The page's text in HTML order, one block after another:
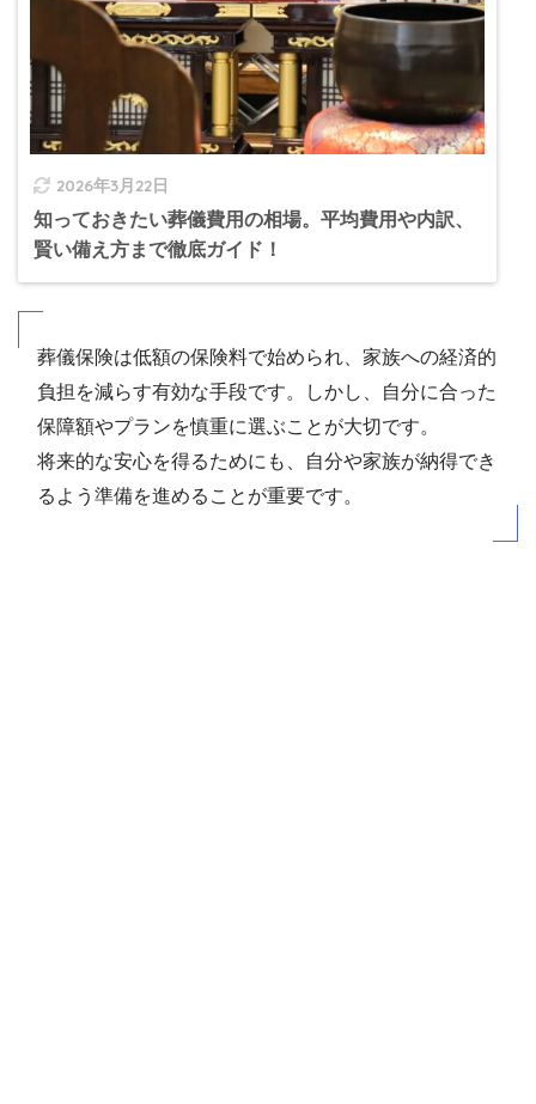
2026年3月22日
知っておきたい葬儀費用の相場。平均費用や内訳、
賢い備え方まで徹底ガイド！
葬儀保険は低額の保険料で始められ、家族への経済的
負担を減らす有効な手段です。しかし、自分に合った
保障額やプランを慎重に選ぶことが大切です。
将来的な安心を得るためにも、自分や家族が納得でき
るよう準備を進めることが重要です。